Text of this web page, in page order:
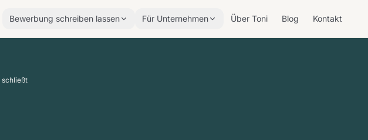
Bewerbung schreiben lassen Für Unternehmen Über Toni Blog Kontakt
schließt